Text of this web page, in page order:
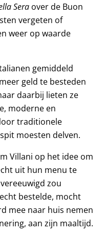
Sera over de Buon
vergeten of
weer op waarde
gemiddeld
geld te besteden
daarbij lieten ze
moderne en
traditionele
moesten delven.
Villani op het idee om
uit hun menu te
zou
bestelde, mocht
mee naar huis nemen
aan zijn maaltijd.